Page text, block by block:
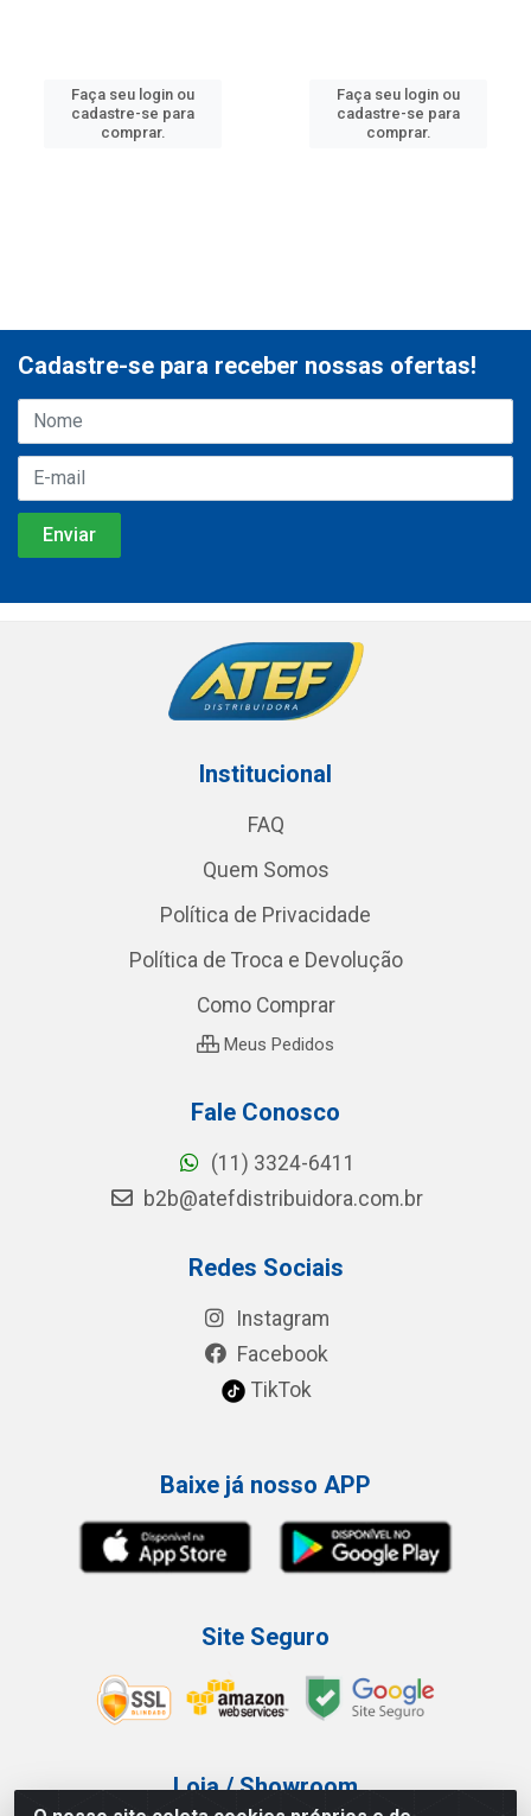
Faça seu login ou
cadastre-se para
comprar.
Faça seu login ou
cadastre-se para
comprar.
Cadastre-se para receber nossas ofertas!
Institucional
FAQ
Quem Somos
Política de Privacidade
Política de Troca e Devolução
Como Comprar
Meus Pedidos
Fale Conosco
(11) 3324-6411
b2b@atefdistribuidora.com.br
Redes Sociais
Instagram
Facebook
TikTok
Baixe já nosso APP
Site Seguro
Loja / Showroom